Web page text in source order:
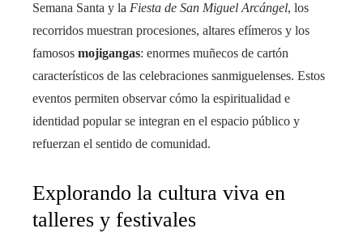
Semana Santa y la Fiesta de San Miguel Arcángel, los
recorridos muestran procesiones, altares efímeros y los
famosos mojigangas: enormes muñecos de cartón
característicos de las celebraciones sanmiguelenses. Estos
eventos permiten observar cómo la espiritualidad e
identidad popular se integran en el espacio público y
refuerzan el sentido de comunidad.
Explorando la cultura viva en
talleres y festivales